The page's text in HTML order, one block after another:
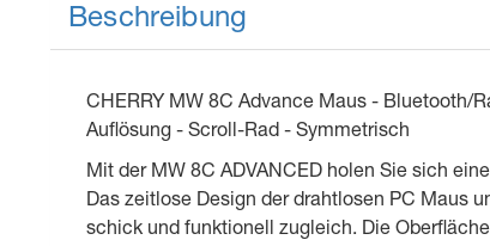
Beschreibung
CHERRY MW 8C Advance Maus - Bluetooth/
Auflösung - Scroll-Rad - Symmetrisch
Mit der MW 8C ADVANCED holen Sie sich
Das zeitlose Design der drahtlosen PC Maus
schick und funktionell zugleich. Die